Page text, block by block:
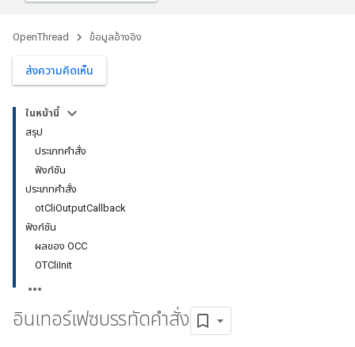
OpenThread ข้อมูลอ้างอิง
ส่งความคิดเห็น
ในหน้านี้
สรุป
ประเภทคําสั่ง
ฟังก์ชัน
ประเภทคําสั่ง
otCliOutputCallback
ฟังก์ชัน
ผลของ OCC
OTCliInit
อินเทอร์เฟซบรรทัดคําสั่ง